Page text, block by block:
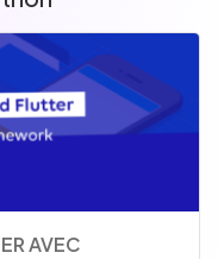
AVEC